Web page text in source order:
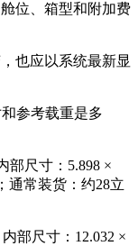
位、箱型和附加费
也应以系统最新显
参考载重是多
部尺寸：5.898 ×
通常装货：约28立
部尺寸：12.032 ×